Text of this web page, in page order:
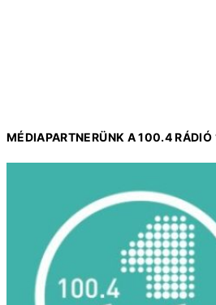
MÉDIAPARTNERÜNK A 100.4 RÁDIÓ